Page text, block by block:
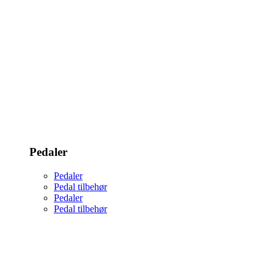
Pedaler
Pedaler
Pedal tilbehør
Pedaler
Pedal tilbehør